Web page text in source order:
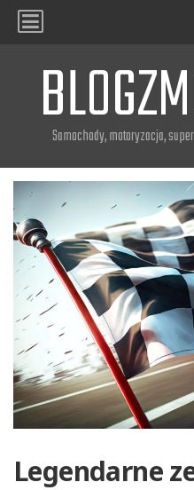
Samochody, motoryzacja, super
Legendarne